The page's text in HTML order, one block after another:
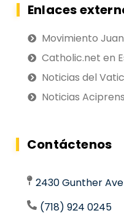
Enlaces
Movimiento
Catholic.net en
Noticias del
Noticias
Contáctenos
2430 Gunther
(718) 924 0245